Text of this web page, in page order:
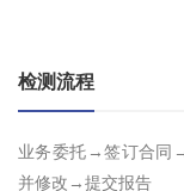
检测流程
业务委托→签订合
并修改→提交报告